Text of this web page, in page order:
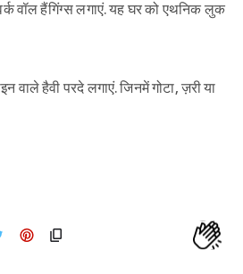
वर्क वॉल हैंगिंग्स लगाएं. यह घर को एथनिक लुक
वाले हैवी परदे लगाएं. जिनमें गोटा, ज़री या